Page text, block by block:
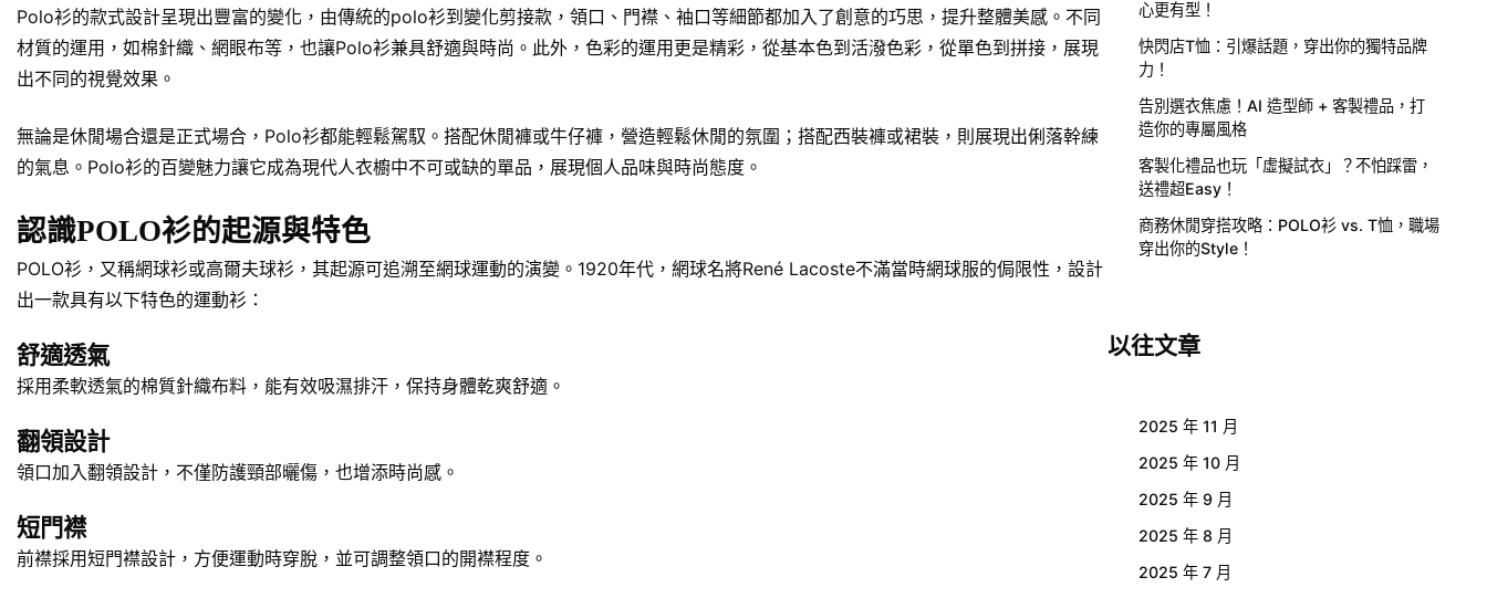
Polo衫的款式設計呈現出豐富的變化，由傳統的polo衫到變化剪接款，領口、門襟、袖口等細節都加入了創意的巧思，提升整體美感。不同
材質的運用，如棉針織、網眼布等，也讓Polo衫兼具舒適與時尚。此外，色彩的運用更是精彩，從基本色到活潑色彩，從單色到拼接，展現
出不同的視覺效果。
無論是休閒場合還是正式場合，Polo衫都能輕鬆駕馭。搭配休閒褲或牛仔褲，營造輕鬆休閒的氛圍；搭配西裝褲或裙裝，則展現出俐落幹練
的氣息。Polo衫的百變魅力讓它成為現代人衣櫥中不可或缺的單品，展現個人品味與時尚態度。
認識POLO衫的起源與特色
POLO衫，又稱網球衫或高爾夫球衫，其起源可追溯至網球運動的演變。1920年代，網球名將René Lacoste不滿當時網球服的侷限性，設計
出一款具有以下特色的運動衫：
舒適透氣
採用柔軟透氣的棉質針織布料，能有效吸濕排汗，保持身體乾爽舒適。
翻領設計
領口加入翻領設計，不僅防護頸部曬傷，也增添時尚感。
短門襟
前襟採用短門襟設計，方便運動時穿脫，並可調整領口的開襟程度。
心更有型！
快閃店T恤：引爆話題，穿出你的獨特品牌
力！
告別選衣焦慮！AI 造型師 + 客製禮品，打
造你的專屬風格
客製化禮品也玩「虛擬試衣」？不怕踩雷，
送禮超Easy！
商務休閒穿搭攻略：POLO衫 vs. T恤，職場
穿出你的Style！
以往文章
2025 年 11 月
2025 年 10 月
2025 年 9 月
2025 年 8 月
2025 年 7 月